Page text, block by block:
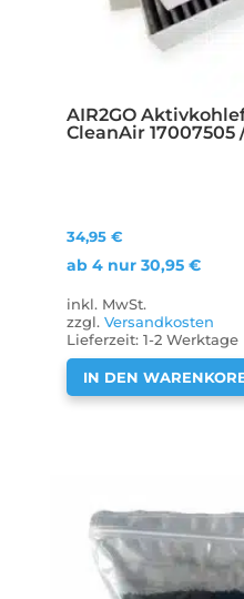
AIR2GO
CleanAir 17007505
34,95 €
ab 4 nur 30,95 €
inkl. MwSt.
zzgl. Versandkosten
Lieferzeit: 1-2 Werktage
IN DEN